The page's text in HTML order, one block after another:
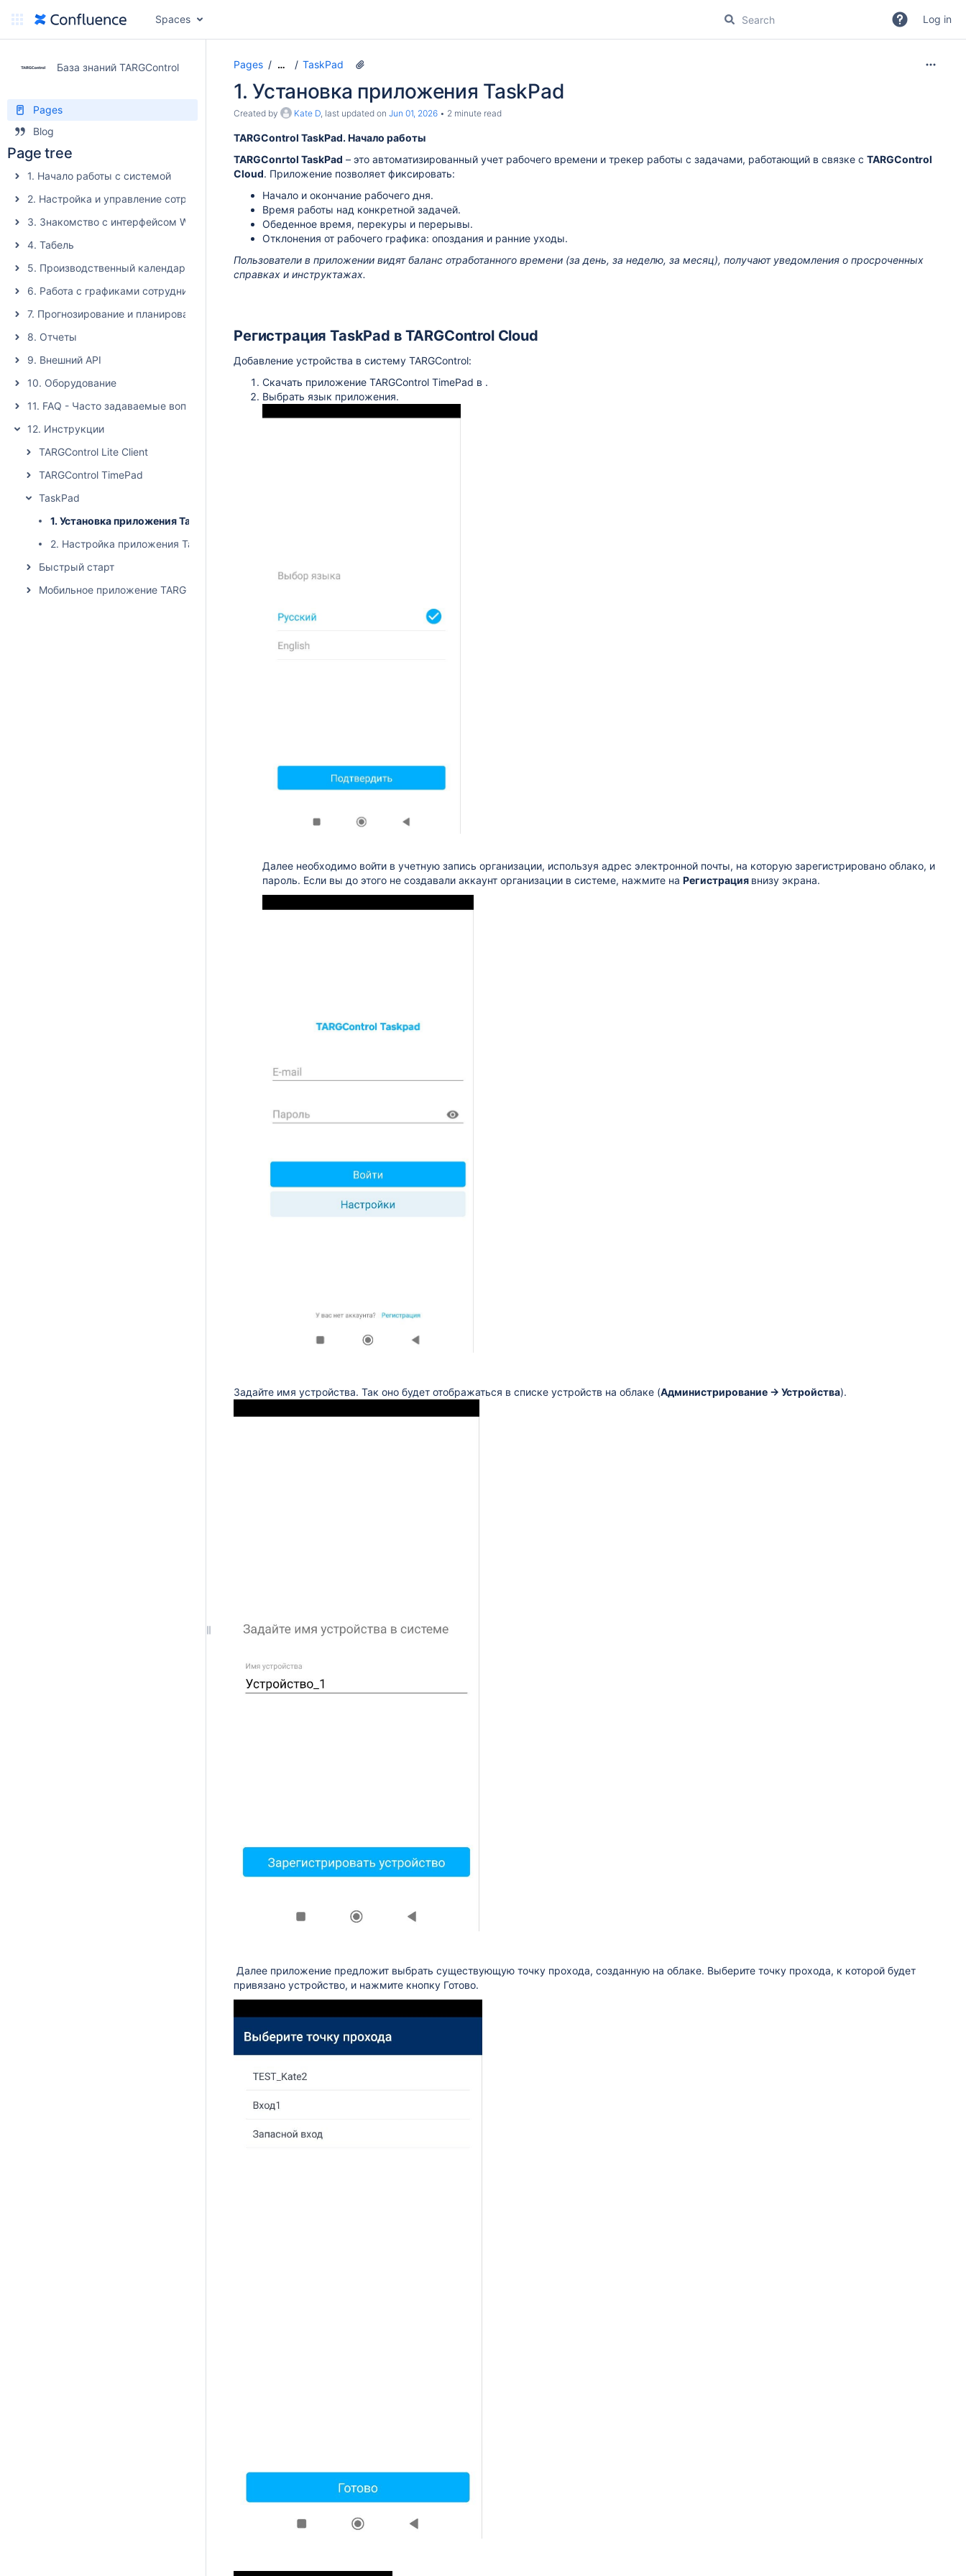
Spaces Log in
База знаний TARGControl
Pages
Blog
Page tree
1. Начало работы с системой
2. Настройка и управление сотрудниками
3. Знакомство с интерфейсом WFM
4. Табель
5. Производственный календарь и Норма рабочего времени
6. Работа с графиками сотрудников
7. Прогнозирование и планирование смен
8. Отчеты
9. Внешний API
10. Оборудование
11. FAQ - Часто задаваемые вопросы
12. Инструкции
TARGControl Lite Client
TARGControl TimePad
TaskPad
1. Установка приложения TaskPad
2. Настройка приложения TaskPad
Быстрый старт
Мобильное приложение TARGControl
Pages … TaskPad
1. Установка приложения TaskPad
Created by Kate D, last updated on Jun 01, 2026 2 minute read
TARGControl TaskPad. Начало работы
TARGConrtol TaskPad – это автоматизированный учет рабочего времени и трекер работы с задачами, работающий в связке с TARGControl
Cloud. Приложение позволяет фиксировать:
Начало и окончание рабочего дня.
Время работы над конкретной задачей.
Обеденное время, перекуры и перерывы.
Отклонения от рабочего графика: опоздания и ранние уходы.
Пользователи в приложении видят баланс отработанного времени (за день, за неделю, за месяц), получают уведомления о просроченных
справках и инструктажах.
Регистрация TaskPad в TARGControl Cloud
Добавление устройства в систему TARGControl:
Скачать приложение TARGControl TimePad в .
Выбрать язык приложения.
Далее необходимо войти в учетную запись организации, используя адрес электронной почты, на которую зарегистрировано облако, и
пароль. Если вы до этого не создавали аккаунт организации в системе, нажмите на Регистрация внизу экрана.
Задайте имя устройства. Так оно будет отображаться в списке устройств на облаке (Администрирование → Устройства).
Далее приложение предложит выбрать существующую точку прохода, созданную на облаке. Выберите точку прохода, к которой будет
привязано устройство, и нажмите кнопку Готово.